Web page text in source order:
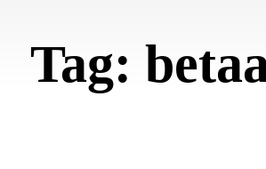
Tag: